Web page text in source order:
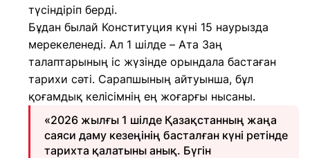
түсіндіріп берді.
Бұдан былай Конституция күні 15 наурызда
мерекеленеді. Ал 1 шілде – Ата Заң
талаптарының іс жүзінде орындала бастаған
тарихи сәті. Сарапшының айтуынша, бұл
қоғамдық келісімнің ең жоғарғы нысаны.
«2026 жылғы 1 шілде Қазақстанның жаңа
саяси даму кезеңінің басталған күні ретінде
тарихта қалатыны анық. Бүгін